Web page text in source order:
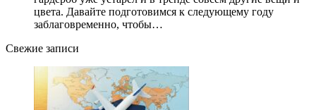
цвета. Давайте подготовимся к следующему году
заблаговременно, чтобы…
Свежие записи